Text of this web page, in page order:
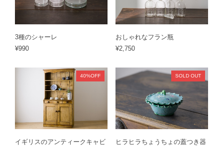
3種のシャーレ
¥990
おしゃれなフラン瓶
¥2,750
40%OFF
イギリスのアンティークキャビ
SOLD OUT
ヒラヒラちょうちょの蓋つき器